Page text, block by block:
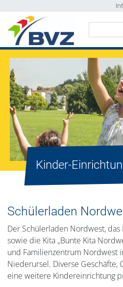
Kinder-
Schülerladen
Der Schülerladen Nordwest, das
sowie die Kita „Bunte Kita
und Familienzentrum Nordwest
Niederursel. Diverse
eine weitere Kindereinrichtung